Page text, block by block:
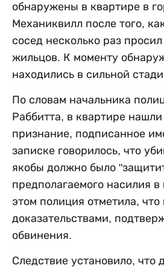
обнаружены в квартире в
Механиквилл после того,
сосед несколько раз
жильцов. К моменту
находились в сильной
По словам начальника
Раббитта, в квартире
признание, подписанное
записке говорилось, что
якобы должно было
предполагаемого насилия
этом полиция отметила, что
доказательствами,
обвинения.
Следствие установило,